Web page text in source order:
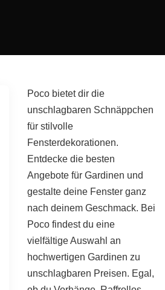
Poco bietet dir die
unschlagbaren Schnäppchen
für stilvolle
Fensterdekorationen.
Entdecke die besten
Angebote für Gardinen und
gestalte deine Fenster ganz
nach deinem Geschmack. Bei
Poco findest du eine
vielfältige Auswahl an
hochwertigen Gardinen zu
unschlagbaren Preisen. Egal,